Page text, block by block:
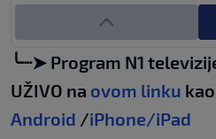
Paris FC
Paris Saint-Germain
╰┈➤ Program N1
UŽIVO na ovom linku
Android /iPhone/iPad